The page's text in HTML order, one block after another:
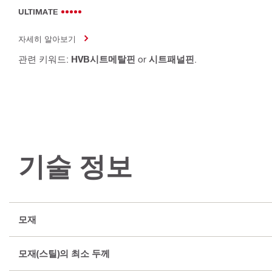
ULTIMATE
자세히 알아보기
관련 키워드: HVB시트메탈핀 or 시트패널핀
기술 정보
모재
모재(스틸)의 최소 두께